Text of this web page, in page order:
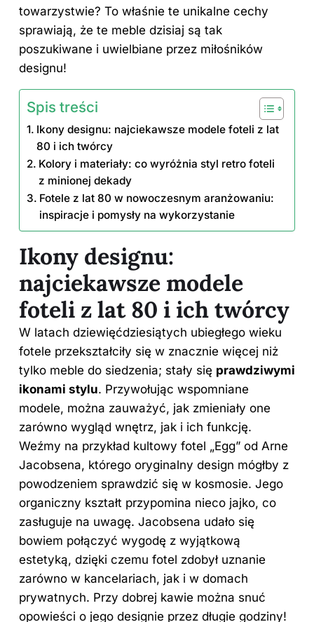
towarzystwie? To właśnie te unikalne cechy
sprawiają, że te meble dzisiaj są tak
poszukiwane i uwielbiane przez miłośników
designu!
Spis treści
Ikony designu: najciekawsze modele foteli z lat
80 i ich twórcy
Kolory i materiały: co wyróżnia styl retro foteli
z minionej dekady
Fotele z lat 80 w nowoczesnym aranżowaniu:
inspiracje i pomysły na wykorzystanie
Ikony designu:
najciekawsze modele
foteli z lat 80 i ich twórcy
W latach dziewięćdziesiątych ubiegłego wieku
fotele przekształciły się w znacznie więcej niż
tylko meble do siedzenia; stały się prawdziwymi
ikonami stylu. Przywołując wspomniane
modele, można zauważyć, jak zmieniały one
zarówno wygląd wnętrz, jak i ich funkcję.
Weźmy na przykład kultowy fotel „Egg” od Arne
Jacobsena, którego oryginalny design mógłby z
powodzeniem sprawdzić się w kosmosie. Jego
organiczny kształt przypomina nieco jajko, co
zasługuje na uwagę. Jacobsena udało się
bowiem połączyć wygodę z wyjątkową
estetyką, dzięki czemu fotel zdobył uznanie
zarówno w kancelariach, jak i w domach
prywatnych. Przy dobrej kawie można snuć
opowieści o jego designie przez długie godziny!